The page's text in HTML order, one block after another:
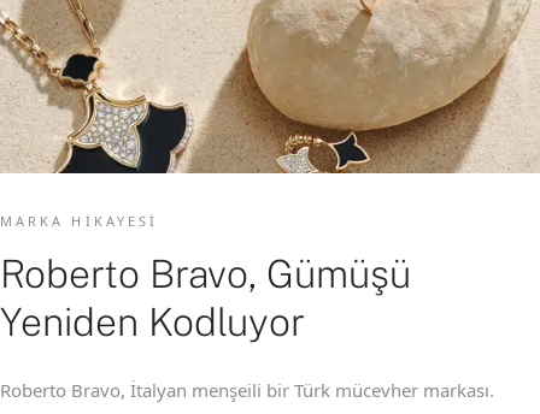
MARKA HIKAYESI
Roberto Bravo, Gümüşü
Yeniden Kodluyor
Roberto Bravo, İtalyan menşeili bir Türk mücevher markası.